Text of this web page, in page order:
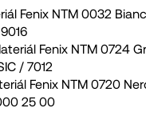
Fenix NTM 0032
Fenix NTM 0724
/ 7012
Fenix NTM 0720
25 00